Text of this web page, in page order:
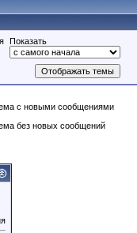
Показать
с новыми сообщениями
без новых сообщений